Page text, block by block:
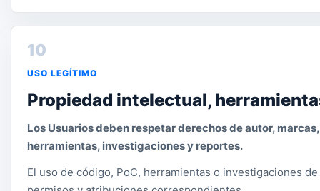
10
USO LEGÍTIMO
Propiedad intelectual,
Los Usuarios deben respetar derechos de autor,
herramientas, investigaciones y reportes.
El uso de código, PoC, herramientas o investigaciones